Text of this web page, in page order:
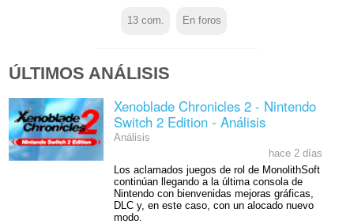
13com. En foros
ÚLTIMOS ANÁLISIS
Xenoblade Chronicles 2 - Nintendo
Switch 2 Edition - Análisis
Análisis
hace 2 días
Los aclamados juegos de rol de MonolithSoft
continúan llegando a la última consola de
Nintendo con bienvenidas mejoras gráficas,
DLC y, en este caso, con un alocado nuevo
modo.